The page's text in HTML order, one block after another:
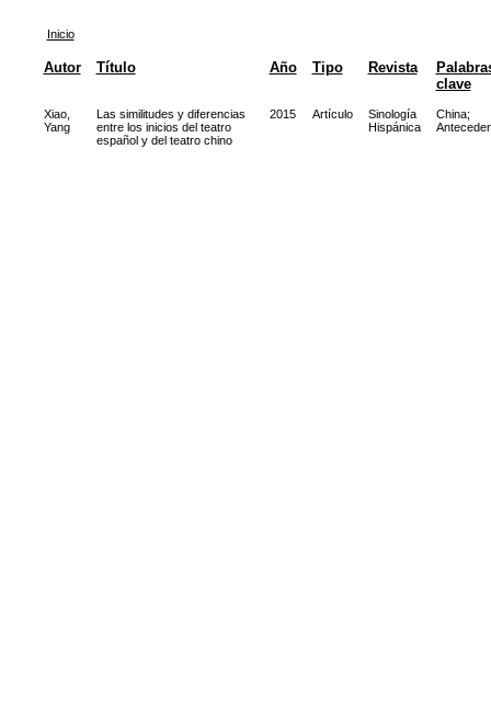
Inicio
Autor Título Año Tipo Revista
clave
Xiao,
Yang
Las similitudes y diferencias
entre los inicios del teatro
español y del teatro chino
2015 Artículo
Sinología
Hispánica
China;